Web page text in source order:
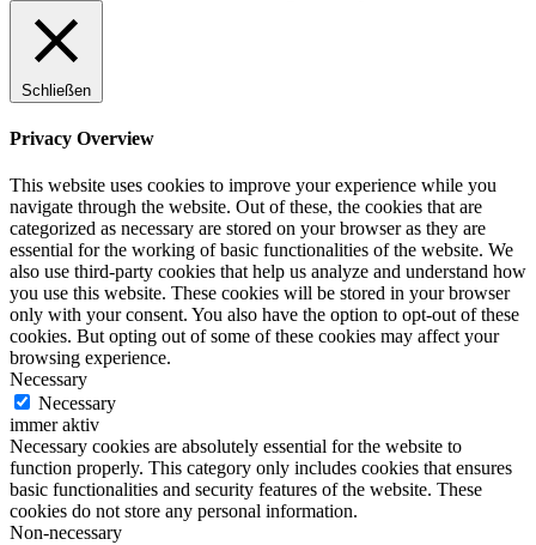
Schließen
Privacy Overview
This website uses cookies to improve your experience while you
navigate through the website. Out of these, the cookies that are
categorized as necessary are stored on your browser as they are
essential for the working of basic functionalities of the website. We
also use third-party cookies that help us analyze and understand how
you use this website. These cookies will be stored in your browser
only with your consent. You also have the option to opt-out of these
cookies. But opting out of some of these cookies may affect your
browsing experience.
Necessary
Necessary
immer aktiv
Necessary cookies are absolutely essential for the website to
function properly. This category only includes cookies that ensures
basic functionalities and security features of the website. These
cookies do not store any personal information.
Non-necessary